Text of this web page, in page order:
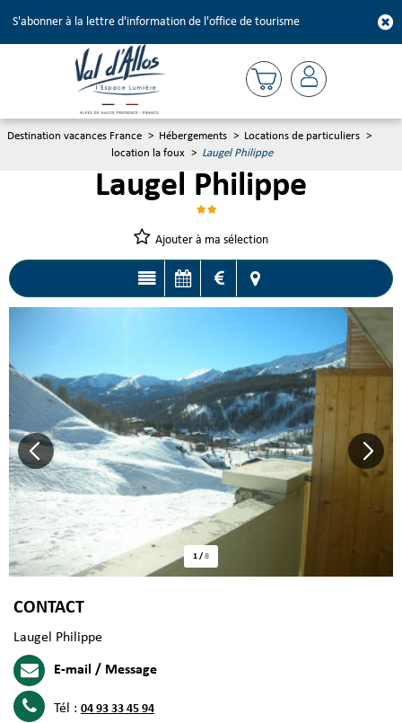
S'abonner à la lettre d'information de l'office de tourisme
Destination vacances France > Hébergements > Locations de particuliers >
location la foux > Laugel Philippe
Laugel Philippe
Ajouter à ma sélection
1/8
CONTACT
Laugel Philippe
E-mail / Message
Tél : 04 93 33 45 94